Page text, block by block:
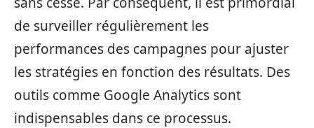
de surveiller régulièrement les
performances des campagnes pour ajuster
les stratégies en fonction des résultats. Des
outils comme Google Analytics sont
indispensables dans ce processus.